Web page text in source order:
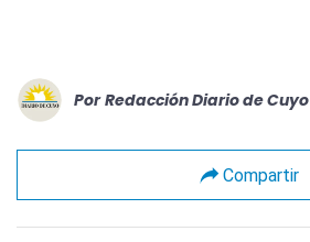
Por Redacción Diario de Cuyo
Compartir